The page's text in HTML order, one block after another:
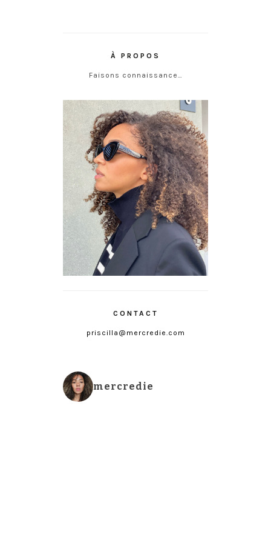
À PROPOS
Faisons connaissance…
CONTACT
priscilla@mercredie.com
mercredie